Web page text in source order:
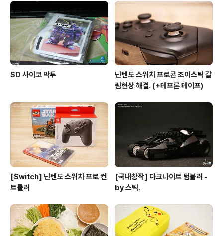
SD 사이코 막투
닌텐도 스위치 프로콘 조이스틱 갈
림현상 해결. (+테프론 테이프)
[Switch] 닌텐도 스위치 프로 컨
트롤러
[국내창작] 다크나이트 텀블러 -
by 스틱.